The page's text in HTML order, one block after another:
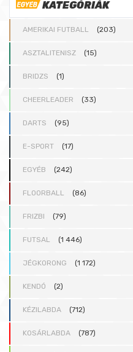
KATEGÓRIÁK
AMERIKAI FUTBALL (203)
ASZTALITENISZ (15)
BRIDZS (1)
CHEERLEADER (33)
DARTS (95)
E-SPORT (17)
EGYÉB (242)
FLOORBALL (86)
FRIZBI (79)
FUTSAL (1 446)
JÉGKORONG (1 172)
KENDÓ (2)
KÉZILABDA (712)
KOSÁRLABDA (787)